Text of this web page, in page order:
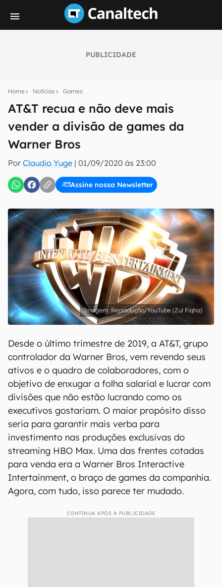
PUBLICIDADE
Home Notícias Games
AT&T recua e não deve mais
vender a divisão de games da
Warner Bros
Por Claudio Yuge | 01/09/2020 às 23:00
Assine nossa Newsletter
notícias e reviews sobre tecnologia em primeira
mão.
E-mail
inscreva-se
Uso e Política de Privacidade do Canaltech.
Reprodução/YouTube (Zul Fiqha)
Desde o último trimestre de 2019, a AT&T, grupo
controlador da Warner Bros, vem revendo seus
ativos e o quadro de colaboradores, com o
objetivo de enxugar a folha salarial e lucrar com
divisões que não estão lucrando como os
executivos gostariam. O maior propósito disso
seria para garantir mais verba para
investimento nas produções exclusivas do
streaming HBO Max. Uma das frentes cotadas
para venda era a Warner Bros Interactive
Intertainment, o braço de games da companhia.
Agora, com tudo, isso parece ter mudado.
CONTINUA APÓS A PUBLICIDADE